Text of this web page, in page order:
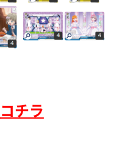
コチラ